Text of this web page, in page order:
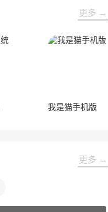
更多 →
我是猫手机版
更多 →